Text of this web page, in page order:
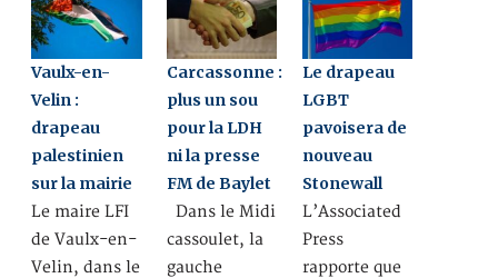
Vaulx-en-
Velin :
drapeau
palestinien
sur la mairie
Le maire LFI
de Vaulx-en-
Velin, dans le
Carcassonne :
plus un sou
pour la LDH
ni la presse
FM de Baylet
Dans le Midi
cassoulet, la
gauche
Le drapeau
LGBT
pavoisera de
nouveau
Stonewall
L’Associated
Press
rapporte que